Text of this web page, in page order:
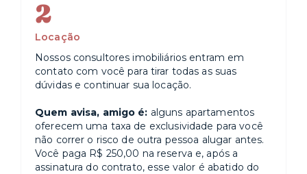
2
Locação
Nossos consultores imobiliários entram em
contato com você para tirar todas as suas
dúvidas e continuar sua locação.
Quem avisa, amigo é: alguns apartamentos
oferecem uma taxa de exclusividade para você
não correr o risco de outra pessoa alugar antes.
Você paga R$ 250,00 na reserva e, após a
assinatura do contrato, esse valor é abatido do